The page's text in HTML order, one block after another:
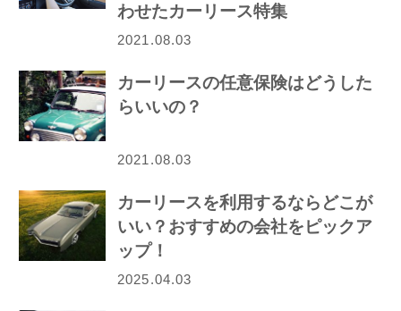
わせたカーリース特集
2021.08.03
カーリースの任意保険はどうした
らいいの？
2021.08.03
カーリースを利用するならどこが
いい？おすすめの会社をピックア
ップ！
2025.04.03